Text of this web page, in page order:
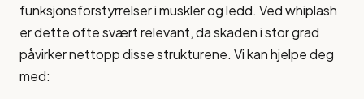
funksjonsforstyrrelser i muskler og ledd. Ved whiplash
er dette ofte svært relevant, da skaden i stor grad
påvirker nettopp disse strukturene. Vi kan hjelpe deg
med: